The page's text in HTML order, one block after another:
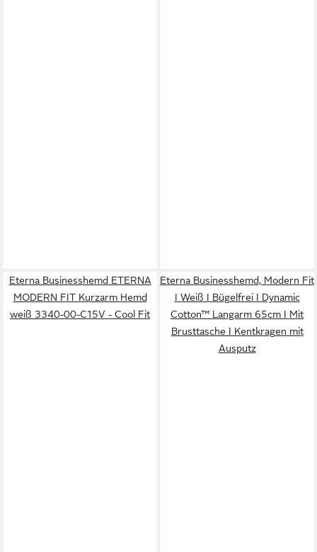
Eterna Businesshemd ETERNA
MODERN FIT Kurzarm Hemd
weiß 3340-00-C15V - Cool Fit
Eterna Businesshemd, Modern Fit
I Weiß I Bügelfrei I Dynamic
Cotton™ Langarm 65cm I Mit
Brusttasche I Kentkragen mit
Ausputz